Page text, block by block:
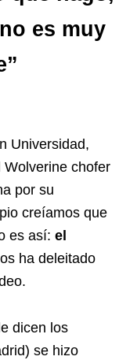
es muy
Universidad,
chofer
por su
creíamos que
es así: el
ha deleitado
dicen los
se hizo